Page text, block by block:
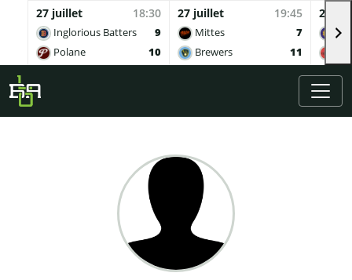
27 juillet 18:30
Inglorious Batters
9
Polane
10
27 juillet 19:45
Mittes
7
Brewers
11
27
Skip to main content